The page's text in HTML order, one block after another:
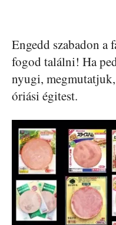
Engedd szabadon a
fogod találni! Ha
nyugi,
óriási égitest.